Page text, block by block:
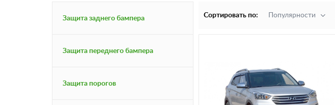
Защита заднего бампера
Защита переднего бампера
Защита порогов
Сортировать по: Популярности